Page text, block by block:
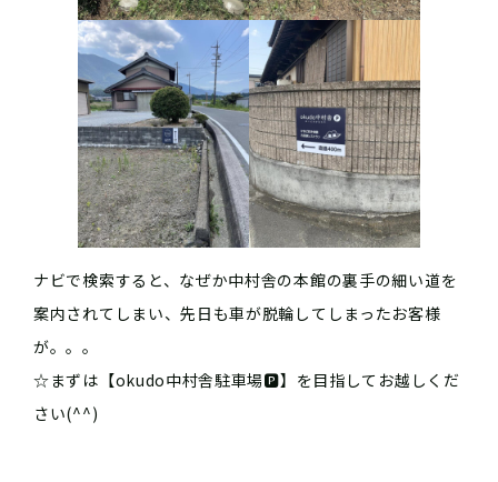
ナビで検索すると、なぜか中村舎の本館の裏手の細い道を
案内されてしまい、先日も車が脱輪してしまったお客様
が。。。
☆まずは【okudo中村舎駐車場🅿️】を目指してお越しくだ
さい(^^)